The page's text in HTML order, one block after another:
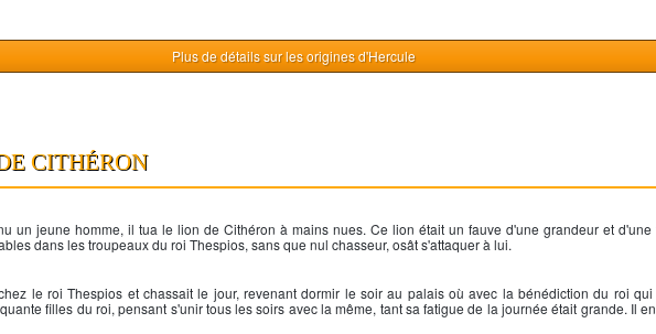
Plus de détails sur les origines d'Hercule
CITHÉRON
un jeune homme, il tua le lion de Cithéron à mains nues. Ce lion était un fauve d'une grandeur et d'une
dans les troupeaux du roi Thespios, sans que nul chasseur, osât s'attaquer à lui.
le roi Thespios et chassait le jour, revenant dormir le soir au palais où avec la bénédiction du roi
filles du roi, pensant s'unir tous les soirs avec la même, tant sa fatigue de la journée était grande. Il